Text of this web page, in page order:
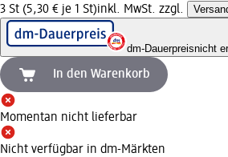
3 St (5,30 € je 1 St)inkl. MwSt. zzgl.
dm-Dauerpreisnicht
In den Warenkorb
Momentan nicht lieferbar
Nicht verfügbar in dm-Märkten